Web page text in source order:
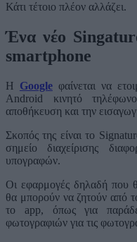
Κάτι τέτοιο πλέον αλλάζει.
Ένα νέο
smartphone
Η Googleφαίνεται να
Android κινητό
αποθήκευση και την
Σκοπός της είναι το
σημείο διαχείρισης
υπογραφών.
Οι εφαρμογές δηλαδή που
θα μπορούν να ζητούν από
το app, όπως για
φωτογραφιών για τις